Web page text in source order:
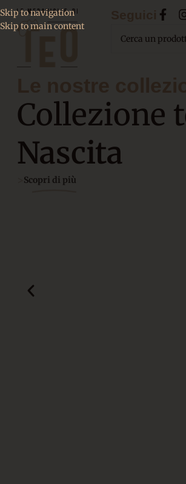
Skip to navigation
Skip to main content
Collezione
Nascita
Scopri di più